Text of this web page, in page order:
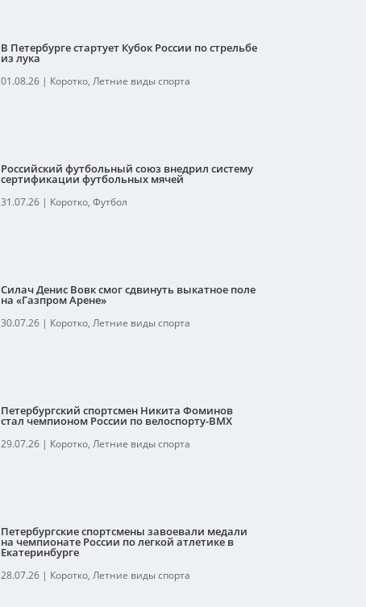
В Петербурге стартует Кубок России по стрельбе
из лука
01.08.26| Коротко, Летние виды спорта
Российский футбольный союз внедрил систему
сертификации футбольных мячей
31.07.26| Коротко, Футбол
Силач Денис Вовк смог сдвинуть выкатное поле
на «Газпром Арене»
30.07.26| Коротко, Летние виды спорта
Петербургский спортсмен Никита Фоминов
стал чемпионом России по велоспорту-ВМХ
29.07.26| Коротко, Летние виды спорта
Петербургские спортсмены завоевали медали
на чемпионате России по легкой атлетике в
Екатеринбурге
28.07.26| Коротко, Летние виды спорта